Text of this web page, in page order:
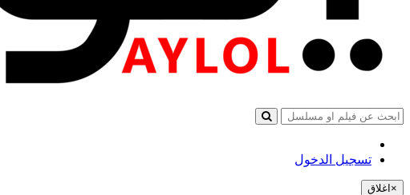
تسجيل الدخول
× اغلاق